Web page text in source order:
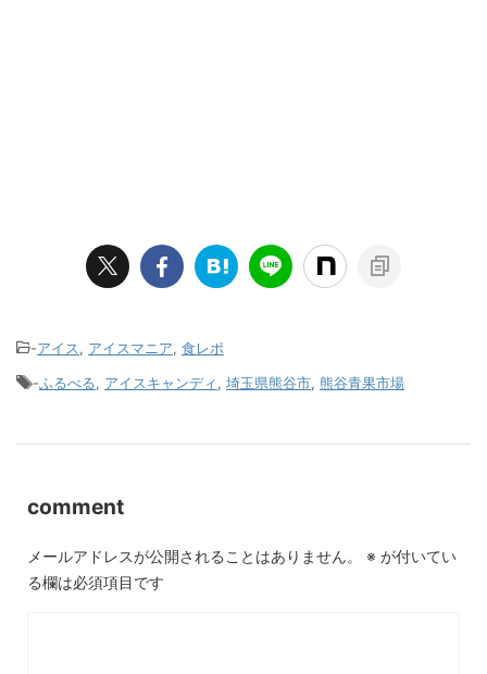
-アイス, アイスマニア, 食レポ
-ふるべる, アイスキャンディ, 埼玉県熊谷市, 熊谷青果市場
comment
メールアドレスが公開されることはありません。 ※ が付いてい
る欄は必須項目です